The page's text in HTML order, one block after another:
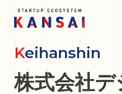
Keihanshin
株式会社